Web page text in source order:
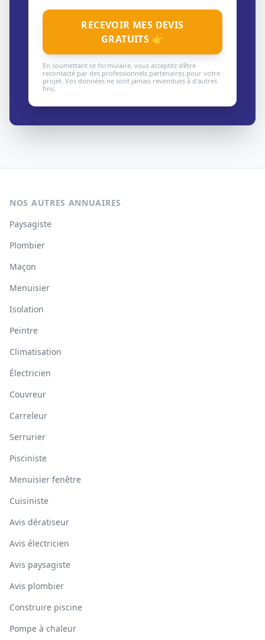
RECEVOIR MES DEVIS
GRATUITS 👉
En soumettant ce formulaire, vous acceptez d'être
recontacté par des professionnels partenaires pour votre
projet. Vos données ne sont jamais revendues à d'autres
fins.
NOS AUTRES ANNUAIRES
Paysagiste
Plombier
Maçon
Menuisier
Isolation
Peintre
Climatisation
Électricien
Couvreur
Carreleur
Serrurier
Pisciniste
Menuisier fenêtre
Cuisiniste
Avis dératiseur
Avis électricien
Avis paysagiste
Avis plombier
Construire piscine
Pompe à chaleur